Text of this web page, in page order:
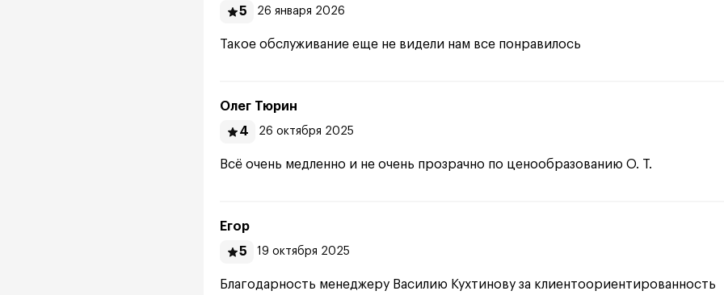
5
26 января 2026
Такое обслуживание еще не видели нам все понравилось
Олег Тюрин
4
26 октября 2025
Всё очень медленно и не очень прозрачно по ценообразованию О. Т.
Егор
5
19 октября 2025
Благодарность менеджеру Василию Кухтинову за клиентоориентированность